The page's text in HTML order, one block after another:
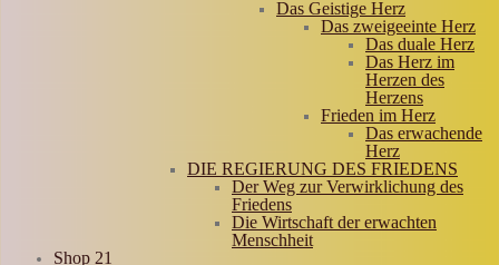
Das Geistige Herz
Das zweigeeinte Herz
Das duale Herz
Das Herz im
Herzen des
Herzens
Frieden im Herz
Das erwachende
Herz
DIE REGIERUNG DES FRIEDENS
Der Weg zur Verwirklichung des
Friedens
Die Wirtschaft der erwachten
Menschheit
Shop 21